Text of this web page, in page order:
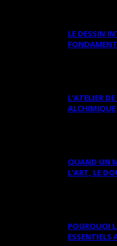
LE DESSIN
L’ATELIER
ALCHIMIQUE
QUAND UN
L’ART, LE
POURQUOI
ESSENTIELS